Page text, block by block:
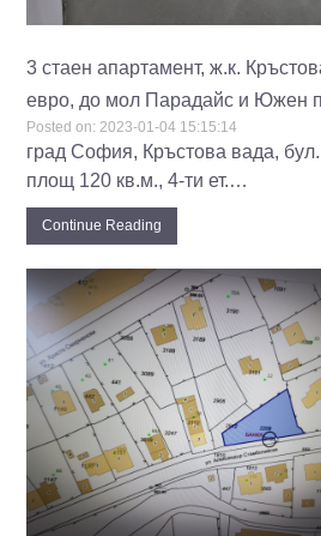
3 стаен апартамент, ж.к.
евро, до мол Парадайс и Южен
Posted on: 2023-01-04 15:15:14
град София, Кръстова вада,
площ 120 кв.м., 4-ти ет.…
Continue Reading